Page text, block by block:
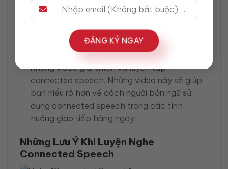
ĐĂNG KÝ NGAY
luyện tập và cải thiện khả năng nghe qua
YouTube: Các kênh YouTube như Rachel’s
English hoặc English with Lucy cung cấp
những video giải thích và luyện tập
connected speech. Những video này sẽ giúp
bạn hiểu rõ hơn về cách người bản ngữ sử
dụng connected speech trong các tình
huống giao tiếp hàng ngày.
Những Lưu Ý Khi Luyện Nghe
Connected Speech